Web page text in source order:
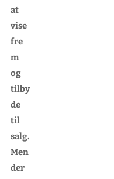
at
vise
fre
m
og
tilby
de
til
salg.
Men
der